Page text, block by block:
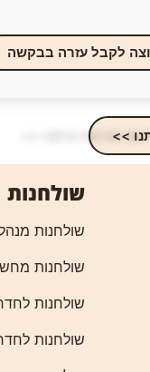
לקבל עזרה בבקשה
>>
שולחנות
שולחנות
שולחנות
שולחנות
שולחנות